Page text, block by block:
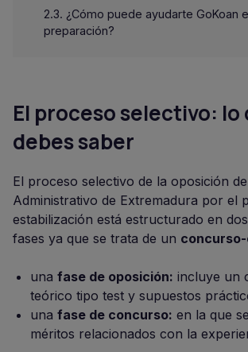
¿Cómo puede ayudarte GoKoan
preparación?
El proceso selectivo: lo
debes saber
El proceso selectivo de la oposición
Administrativo de Extremadura por el
estabilización está estructurado en
fases ya que se trata de un
una fase de oposición: incluye un
teórico tipo test y supuestos
una fase de concurso: en la que
méritos relacionados con la